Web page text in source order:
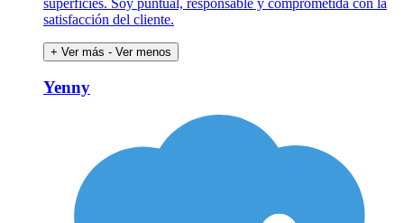
satisfacción del cliente.
+ Ver más - Ver menos
Yenny